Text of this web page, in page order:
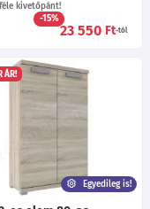
kivetőpánt!
-15%
23 550 Ft-tól
ÁR!
Egyedileg is!